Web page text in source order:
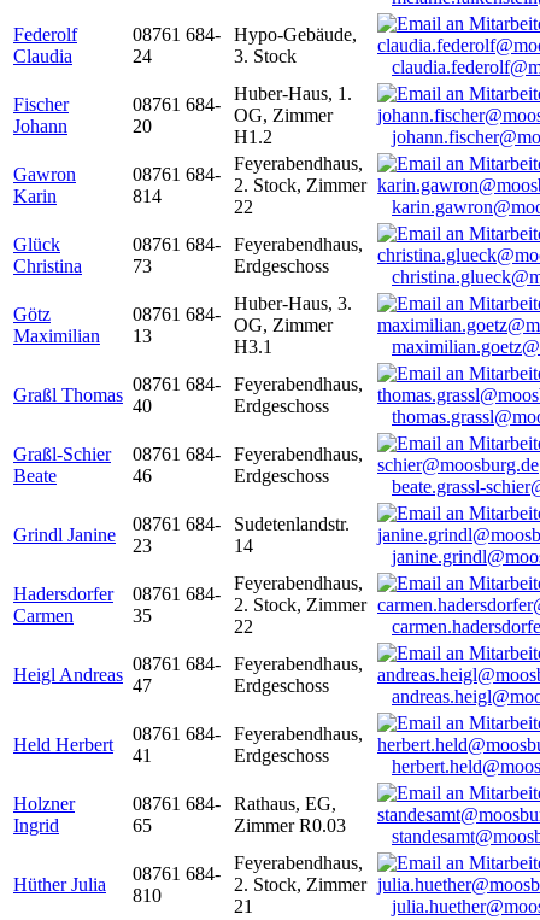
Federolf
Claudia
08761 684-
24
Hypo-Gebäude,
3. Stock
Fischer
Johann
08761 684-
20
Huber-Haus, 1.
OG, Zimmer
H1.2
Gawron
Karin
08761 684-
814
Feyerabendhaus,
2. Stock, Zimmer
22
Glück
Christina
08761 684-
73
Feyerabendhaus,
Erdgeschoss
Götz
Maximilian
08761 684-
13
Huber-Haus, 3.
OG, Zimmer
H3.1
Graßl Thomas
08761 684-
40
Feyerabendhaus,
Erdgeschoss
Graßl-Schier
Beate
08761 684-
46
Feyerabendhaus,
Erdgeschoss
beate.grassl-
Grindl Janine
08761 684-
23
Sudetenlandstr.
14
Hadersdorfer
Carmen
08761 684-
35
Feyerabendhaus,
2. Stock, Zimmer
22
Heigl Andreas
08761 684-
47
Feyerabendhaus,
Erdgeschoss
Held Herbert
08761 684-
41
Feyerabendhaus,
Erdgeschoss
Holzner
Ingrid
08761 684-
65
Rathaus, EG,
Zimmer R0.03
Hüther Julia
08761 684-
810
Feyerabendhaus,
2. Stock, Zimmer
21